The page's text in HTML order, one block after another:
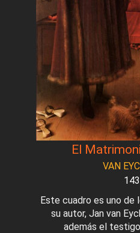
El
VAN
Este cuadro es uno de
su autor, Jan van
además el